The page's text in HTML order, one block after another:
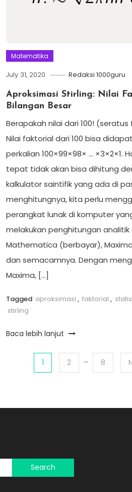
Matematika
July 31, 2020 Redaksi 1000guru
Aproksimasi Stirling: Nilai
Bilangan Besar
Berapakah nilai dari 100!
Nilai faktorial dari 100 bisa
perkalian 100×99×98× … ×3×2×1.
tepat tidak akan bisa dihitung
kalkulator saintifik yang ada di
menghitungnya, kita perlu
perangkat lunak di komputer
melakukan penghitungan
Mathematica (berbayar),
dan semacamnya. Dengan
Maxima, […]
Tagged aproksimasi , faktorial ,
stirling
Baca lebih lanjut
1 2 … 8
Search
for: